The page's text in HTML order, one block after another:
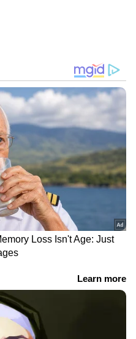
ഓറഞ്ച് ക്യാപ്,
സൂപ്പര്‍ സ്ട്രൈക്കര്‍
പുരസ്‌കാരങ്ങളാണ്
ഒരു ഐപിഎല്‍
സിക്സറുകള്‍
ചരിത്ര
ഇത്തവണ
Cricket
ക്രിക്കറ്റ്ടീ
ആവേശകരമായ